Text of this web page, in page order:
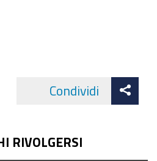
Condividi
RIVOLGERSI